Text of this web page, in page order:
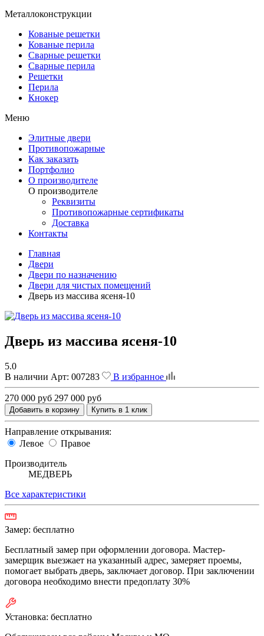
Металлоконструкции
Кованые решетки
Кованые перила
Сварные решетки
Сварные перила
Решетки
Перила
Кнокер
Меню
Элитные двери
Противопожарные
Как заказать
Портфолио
О производителе
О производителе
Реквизиты
Противопожарные сертификаты
Доставка
Контакты
Главная
Двери
Двери по назначению
Двери для чистых помещений
Дверь из массива ясеня-10
Дверь из массива ясеня-10
5.0
В наличии Арт: 007283 В избранное
270 000 руб 297 000 руб
Добавить в корзину Купить в 1 клик
Направление открывания:
Левое
Правое
Производитель
МЕДВЕРЬ
Все характеристики
Замер: бесплатно
Бесплатный замер при оформлении договора. Мастер-
замерщик выезжает на указанный адрес, замеряет проемы,
помогает выбрать дверь, заключает договор. При заключении
договора необходимо внести предоплату 30%
Установка: бесплатно